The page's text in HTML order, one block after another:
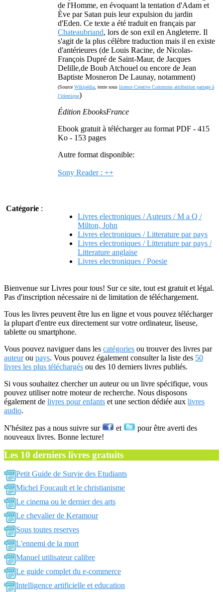
de l'Homme, en évoquant la tentation d'Adam et
Ève par Satan puis leur expulsion du jardin
d'Eden. Ce texte a été traduit en français par
Chateaubriand, lors de son exil en Angleterre. Il
s'agit de la plus célèbre traduction mais il en existe
d'antérieures (de Louis Racine, de Nicolas-
François Dupré de Saint-Maur, de Jacques
Delille,de Boub Atchouel ou encore de Jean
Baptiste Mosneron De Launay, notamment)
(Source Wikipédia , texte sous licence Creative Commons attribution partage à
l’identique)
Édition EbooksFrance
Ebook gratuit à télécharger au format PDF - 415
Ko - 153 pages
Autre format disponible:
Sony Reader : ++
Catégorie :
Livres electroniques / Auteurs / M a Q /
Milton, John
Livres electroniques / Litterature par pays
Livres electroniques / Litterature par pays /
Litterature anglaise
Livres electroniques / Poesie
Bienvenue sur Livres pour tous! Sur ce site, tout est gratuit et légal.
Pas d'inscription nécessaire ni de limitation de téléchargement.
Tous les livres peuvent être lus en ligne et vous pouvez télécharger
la plupart d'entre eux directement sur votre ordinateur, liseuse,
tablette ou smartphone.
Vous pouvez naviguer dans les catégories ou trouver des livres par
auteurou pays. Vous pouvez également consulter la liste des 50
livres les plus téléchargés ou des 10 derniers livres publiés.
Si vous souhaitez chercher un auteur ou un livre spécifique, vous
pouvez utiliser notre moteur de recherche. Nous disposons
également de livres pour enfants et une section dédiée aux livres
audio.
N'hésitez pas a nous suivre sur et
pour être averti des
nouveaux livres. Bonne lecture!
Les 10 derniers livres gratuits
Petit Guide de Survie des Etudiants
Michel Foucault et le christianisme
Le cinema ou le dernier des arts
Le chevalier de Keramour
Sous toutes reserves
L'ennemi de la mort
Manuel utilisateur calibre
Le guide complet du e-commerce
Intelligence artificielle et education